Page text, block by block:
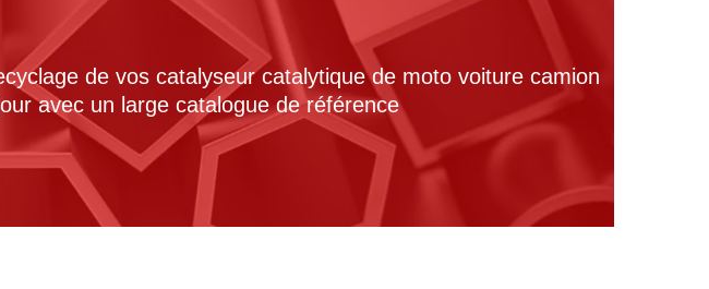
de vos catalyseur catalytique de moto voiture camion
avec un large catalogue de référence